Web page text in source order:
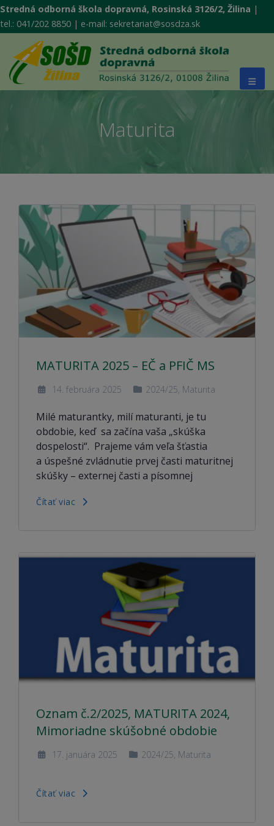
Stredná odborná škola dopravná, Rosinská 3126/2, Žilina |
tel.: 041/202 8850 | e-mail: sekretariat@sosdza.sk
Maturita
MATURITA 2025 – EČ a PFIČ MS
14. februára 2025 2024/25, Maturita
Milé maturantky, milí maturanti, je tu
obdobie, keď sa začína vaša „skúška
dospelosti“. Prajeme vám veľa šťastia
a úspešné zvládnutie prvej časti maturitnej
skúšky – externej časti a písomnej
Čítať viac
Oznam č.2/2025, MATURITA 2024,
Mimoriadne skúšobné obdobie
17. januára 2025 2024/25, Maturita
Čítať viac